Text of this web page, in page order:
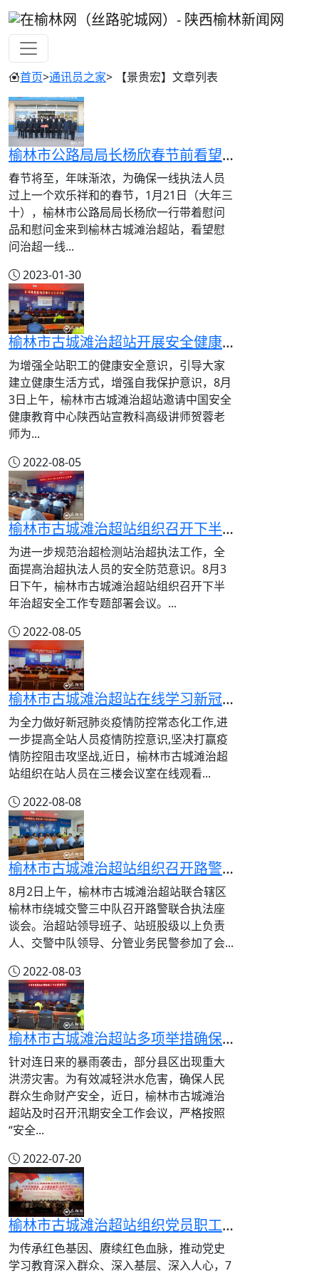
首页>通讯员之家> 【景贵宏】文章列表
榆林市公路局局长杨欣春节前看望慰问古城滩治超站一线执法人员
春节将至，年味渐浓，为确保一线执法人员
过上一个欢乐祥和的春节，1月21日（大年三
十），榆林市公路局局长杨欣一行带着慰问
品和慰问金来到榆林古城滩治超站，看望慰
问治超一线...
2023-01-30
榆林市古城滩治超站开展安全健康知识专题讲座
为增强全站职工的健康安全意识，引导大家
建立健康生活方式，增强自我保护意识，8月
3日上午，榆林市古城滩治超站邀请中国安全
健康教育中心陕西站宣教科高级讲师贺蓉老
师为...
2022-08-05
榆林市古城滩治超站组织召开下半年安全生产专题部署会议
为进一步规范治超检测站治超执法工作，全
面提高治超执法人员的安全防范意识。8月3
日下午，榆林市古城滩治超站组织召开下半
年治超安全工作专题部署会议。...
2022-08-05
榆林市古城滩治超站在线学习新冠肺炎防控方案（第九版）视频培训会
为全力做好新冠肺炎疫情防控常态化工作,进
一步提高全站人员疫情防控意识,坚决打赢疫
情防控阻击攻坚战,近日，榆林市古城滩治超
站组织在站人员在三楼会议室在线观看...
2022-08-08
榆林市古城滩治超站组织召开路警联合治超执法座谈会
8月2日上午，榆林市古城滩治超站联合辖区
榆林市绕城交警三中队召开路警联合执法座
谈会。治超站领导班子、站班股级以上负责
人、交警中队领导、分管业务民警参加了会...
2022-08-03
榆林市古城滩治超站多项举措确保站区安全度汛
针对连日来的暴雨袭击，部分县区出现重大
洪涝灾害。为有效减轻洪水危害，确保人民
群众生命财产安全，近日，榆林市古城滩治
超站及时召开汛期安全工作会议，严格按照
“安全...
2022-07-20
榆林市古城滩治超站组织党员职工观看红色电影《三湾改编》
为传承红色基因、赓续红色血脉，推动党史
学习教育深入群众、深入基层、深入人心，7